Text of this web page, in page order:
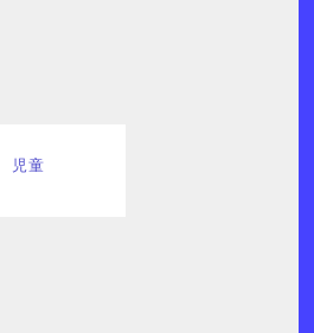
児童